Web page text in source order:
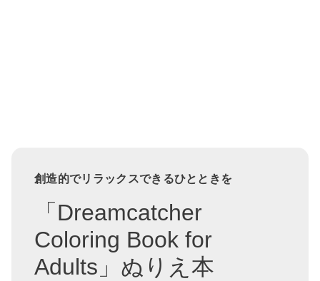
創造的でリラックスできるひとときを
「Dreamcatcher
Coloring Book for
Adults」ぬりえ本